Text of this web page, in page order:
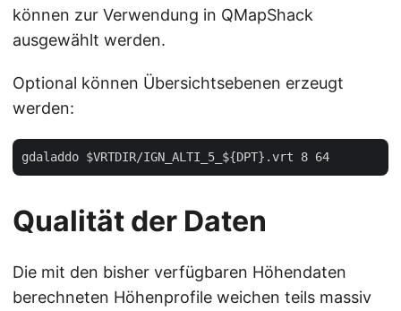
können zur Verwendung in QMapShack
ausgewählt werden.
Optional können Übersichtsebenen erzeugt
werden:
Qualität der Daten
Die mit den bisher verfügbaren Höhendaten
berechneten Höhenprofile weichen teils massiv